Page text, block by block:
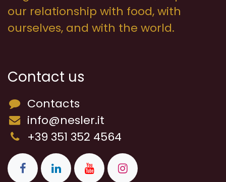
our relationship with food, with
ourselves, and with the world.
Contact us
Contacts
info@nesler.it
+39 351 352 4564